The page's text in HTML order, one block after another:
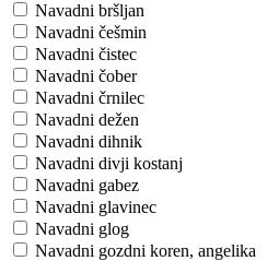
Navadni bršljan
Navadni češmin
Navadni čistec
Navadni čober
Navadni črnilec
Navadni dežen
Navadni dihnik
Navadni divji kostanj
Navadni gabez
Navadni glavinec
Navadni glog
Navadni gozdni koren, angelika